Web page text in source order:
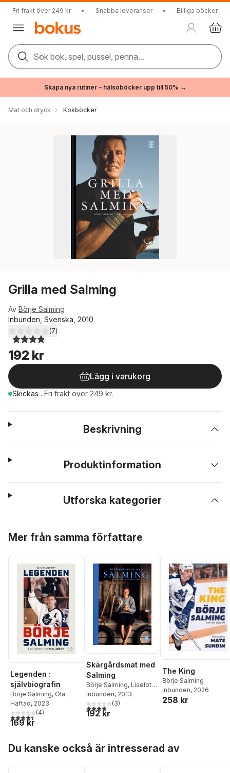
Fri frakt över 249 kr • Snabba leveranser • Billiga böcker
Sök bok, spel, pussel, penna...
Skapa nya rutiner – hälsoböcker upp till 50% →
Mat och dryck Kokböcker
Grilla med Salming
Av Börje Salming
Inbunden, Svenska, 2010
3,9utav 5 stjärnor. Totalt antal röster:
(7)
192 kr
Lägg i varukorg
Skickas . Fri frakt över 249 kr.
Beskrivning
Produktinformation
Utforska kategorier
Mer från samma författare
Legenden :
självbiografin
Börje Salming, Ola
Liljedahl
Häftad, 2023
4,5utav 5 stjärnor. Totalt antal röster:
(4)
169 kr
Skärgårdsmat med
Salming
Börje Salming, Liselotte
Forslin,Mia Gahne
Inbunden, 2013
4,0utav 5 stjärnor. Totalt antal röster:
(3)
192 kr
The King
Börje Salming
Inbunden, 2026
258 kr
Du kanske också är intresserad av